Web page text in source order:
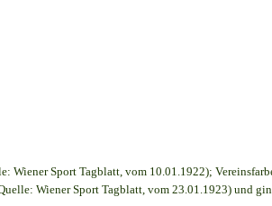
Wiener Sport Tagblatt, vom 10.01.1922);
Wiener Sport Tagblatt, vom 23.01.1923) und